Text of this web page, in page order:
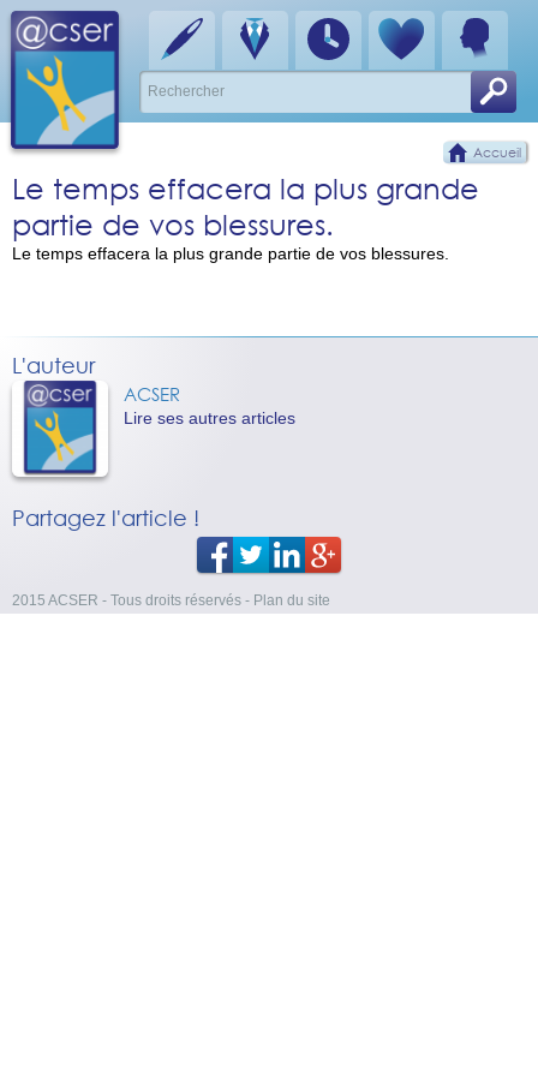
Accueil
Le temps effacera la plus grande
partie de vos blessures.
Le temps effacera la plus grande partie de vos blessures.
L'auteur
ACSER
Lire ses autres articles
Partagez l'article !
2015 ACSER - Tous droits réservés - Plan du site